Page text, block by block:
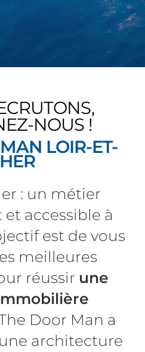
NOUS !
LOIR-ET-
: un métier
accessible à
est de vous
meilleures
réussir une
Door Man a
architecture